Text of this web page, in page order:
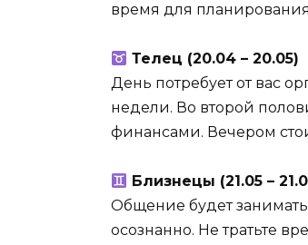
время для
Телец (20.04 – 20.05)
День потребует от вас
недели. Во второй
финансами. Вечером
Близнецы (21.05 –
Общение будет
осознанно. Не тратьте